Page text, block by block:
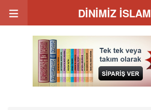
DİNİMİZ İSLAM